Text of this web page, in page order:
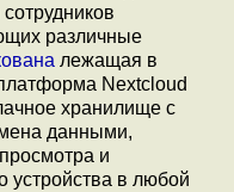
различные
лежащая в
Nextcloud
хранилище с
данными,
и
устройства в любой